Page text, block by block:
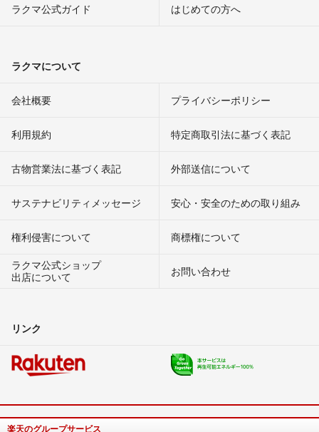
ラクマ公式ガイド はじめての方へ
ラクマについて
会社概要 プライバシーポリシー
利用規約 特定商取引法に基づく表記
古物営業法に基づく表記 外部送信について
サステナビリティメッセージ 安心・安全のための取り組み
権利侵害について
商標権について
ラクマ公式ショップ
出店について
お問い合わせ
リンク
楽天のグループサービス